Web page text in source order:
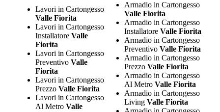
Lavori in Cartongesso
Valle Fiorita
Lavori in Cartongesso
Installatore Valle
Fiorita
Lavori in Cartongesso
Preventivo Valle
Fiorita
Lavori in Cartongesso
Prezzo Valle Fiorita
Lavori in Cartongesso
Al Metro Valle
Armadio in Cartongesso
Valle Fiorita
Armadio in Cartongesso
Installatore Valle Fiorita
Armadio in Cartongesso
Preventivo Valle Fiorita
Armadio in Cartongesso
Prezzo Valle Fiorita
Armadio in Cartongesso
Al Metro Valle Fiorita
Armadio in Cartongesso
Living Valle Fiorita